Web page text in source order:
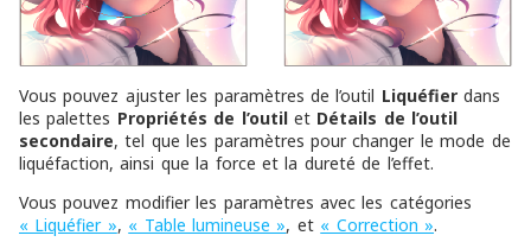
Vous pouvez ajuster les paramètres de l’outil Liquéfierdans
les palettes Propriétés de l’outilet Détails de l’outil
secondaire, tel que les paramètres pour changer le mode de
liquéfaction, ainsi que la force et la dureté de l’effet.
Vous pouvez modifier les paramètres avec les catégories
« Liquéfier », « Table lumineuse », et « Correction ».